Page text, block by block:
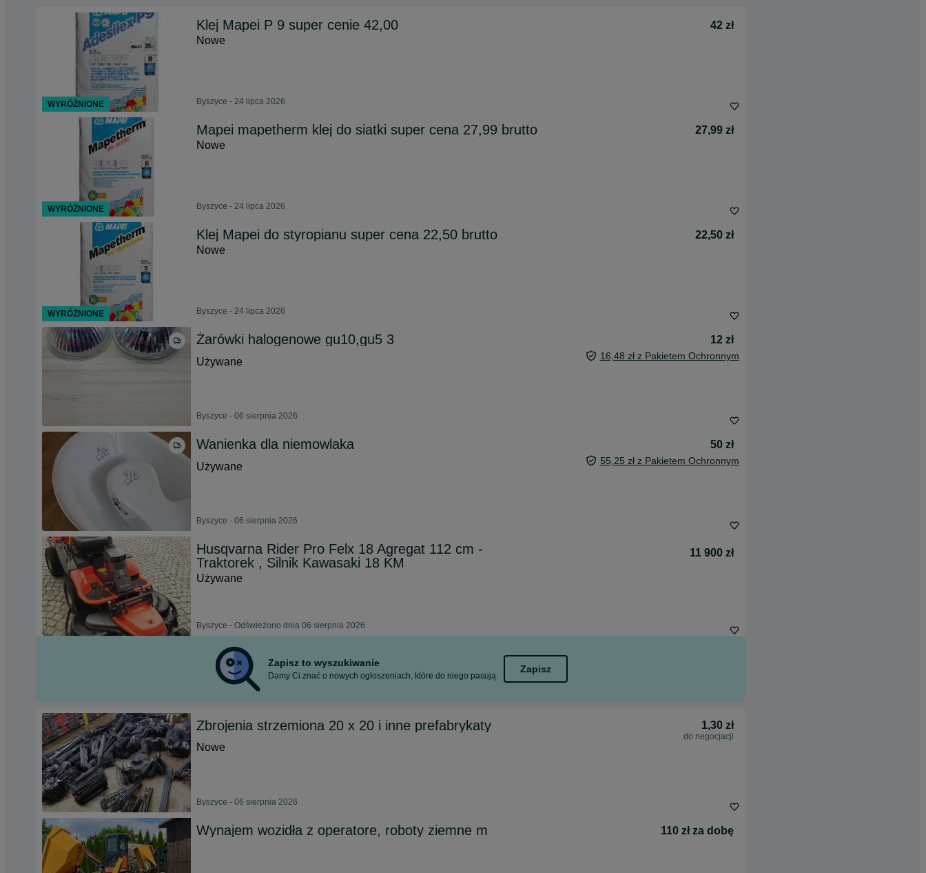
Klej Mapei P 9 super cenie 42,00
42 zł
Nowe
Byszyce - 24 lipca 2026
Mapei mapetherm klej do siatki super cena 27,99 brutto
27,99 zł
Nowe
Byszyce - 24 lipca 2026
Klej Mapei do styropianu super cena 22,50 brutto
22,50 zł
Nowe
Byszyce - 24 lipca 2026
Żarówki halogenowe gu10,gu5 3
12 zł
Używane
16,48 zł z Pakietem Ochronnym
Byszyce - 06 sierpnia 2026
Wanienka dla niemowlaka
50 zł
Używane
55,25 zł z Pakietem Ochronnym
Byszyce - 06 sierpnia 2026
Husqvarna Rider Pro Felx 18 Agregat 112 cm -
Traktorek , Silnik Kawasaki 18 KM
11 900 zł
Używane
Byszyce - Odświeżono dnia 06 sierpnia 2026
Zapisz to wyszukiwanie
Damy Ci znać o nowych ogłoszeniach, które do niego pasują.
Zapisz
Zbrojenia strzemiona 20 x 20 i inne prefabrykaty 1,30 zł
do negocjacji
Nowe
Byszyce - 06 sierpnia 2026
Wynajem wozidła z operatore, roboty ziemne m 110 zł za dobę
WYRÓŻNIONE
WYRÓŻNIONE
WYRÓŻNIONE